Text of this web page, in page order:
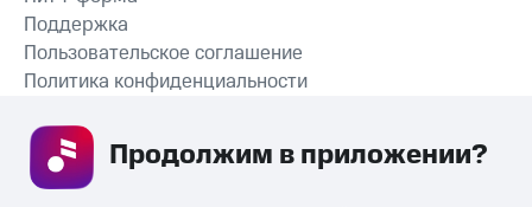
СКАЧАТЬ ПРИЛОЖЕНИЕ
Поддержка
Пользовательское соглашение
Политика конфиденциальности